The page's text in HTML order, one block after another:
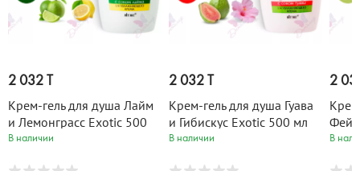
2 032 T
Крем-гель для душа Лайм
и Лемонграсс Exotic 500
мл
В наличии
2 032 T
Крем-гель для душа Гуава
и Гибискус Exotic 500 мл
В наличии
2
мл
В